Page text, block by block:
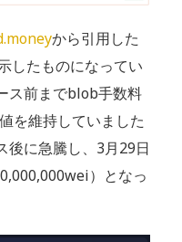
から引用した
したものになってい
ス前までblob手数料
を維持していました
に急騰し、3月29日
）となっ